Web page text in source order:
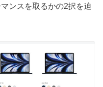
ンスを取るかの2択を迫